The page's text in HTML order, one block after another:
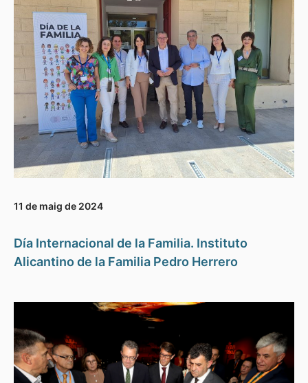
11 de maig de 2024
Día Internacional de la Familia. Instituto
Alicantino de la Familia Pedro Herrero